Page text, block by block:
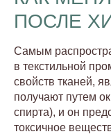
ПОСЛЕ
Самым
в текстильной
свойств тканей,
получают путем
спирта), и он
токсичное